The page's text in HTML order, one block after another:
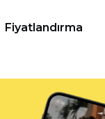
Fiyatlandırma